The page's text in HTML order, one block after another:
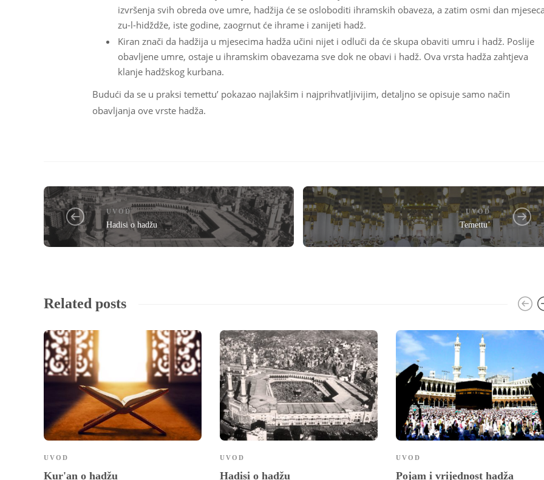
izvršenja svih obreda ove umre, hadžija će se osloboditi ihramskih obaveza, a zatim osmi dan
zu-l-hidždže, iste godine, zaogrnut će ihrame i zanijeti hadž.
Kiran znači da hadžija u mjesecima hadža učini nijet i odluči da će skupa obaviti umru i hadž. Poslije
obavljene umre, ostaje u ihramskim obavezama sve dok ne obavi i hadž. Ova vrsta hadža zahtjeva
klanje hadžskog kurbana.
Budući da se u praksi temettu’ pokazao najlakšim i najprihvatljivijim, detaljno se opisuje samo način
obavljanja ove vrste hadža.
UVOD
Hadisi o hadžu
UVOD
Temettu’
Related posts
UVOD
Kur'an o hadžu
UVOD
Hadisi o hadžu
UVOD
Pojam i vrijednost hadža